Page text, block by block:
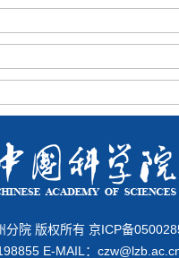
分院 版权所有 京ICP备
E-MAIL：